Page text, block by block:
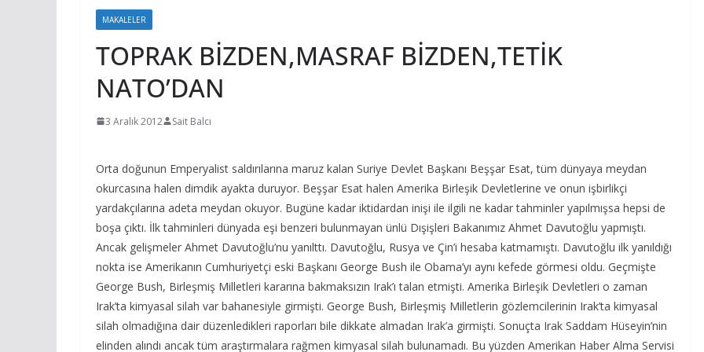
MAKALELER
TOPRAK BİZDEN,MASRAF BİZDEN,TETİK
NATO’DAN
3 Aralık 2012 Sait Balcı
Orta doğunun Emperyalist saldırılarına maruz kalan Suriye Devlet Başkanı Beşşar Esat, tüm dünyaya meydan
okurcasına halen dimdik ayakta duruyor. Beşşar Esat halen Amerika Birleşik Devletlerine ve onun işbirlikçi
yardakçılarına adeta meydan okuyor. Bugüne kadar iktidardan inişi ile ilgili ne kadar tahminler yapılmışsa hepsi de
boşa çıktı. İlk tahminleri dünyada eşi benzeri bulunmayan ünlü Dışişleri Bakanımız Ahmet Davutoğlu yapmıştı.
Ancak gelişmeler Ahmet Davutoğlu’nu yanılttı. Davutoğlu, Rusya ve Çin’i hesaba katmamıştı. Davutoğlu ilk yanıldığı
nokta ise Amerikanın Cumhuriyetçi eski Başkanı George Bush ile Obama’yı aynı kefede görmesi oldu. Geçmişte
George Bush, Birleşmiş Milletleri kararına bakmaksızın Irak’ı talan etmişti. Amerika Birleşik Devletleri o zaman
Irak’ta kimyasal silah var bahanesiyle girmişti. George Bush, Birleşmiş Milletlerin gözlemcilerinin Irak’ta kimyasal
silah olmadığına dair düzenledikleri raporları bile dikkate almadan Irak’a girmişti. Sonuçta Irak Saddam Hüseyin’nin
elinden alındı ancak tüm araştırmalara rağmen kimyasal silah bulunamadı. Bu yüzden Amerikan Haber Alma Servisi